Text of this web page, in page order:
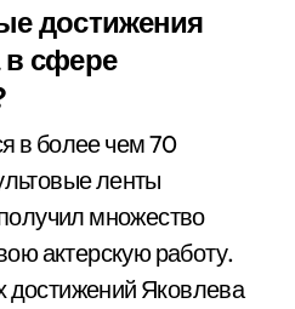
достижения
сфере
в более чем 70
ленты
множество
актерскую работу.
Яковлева